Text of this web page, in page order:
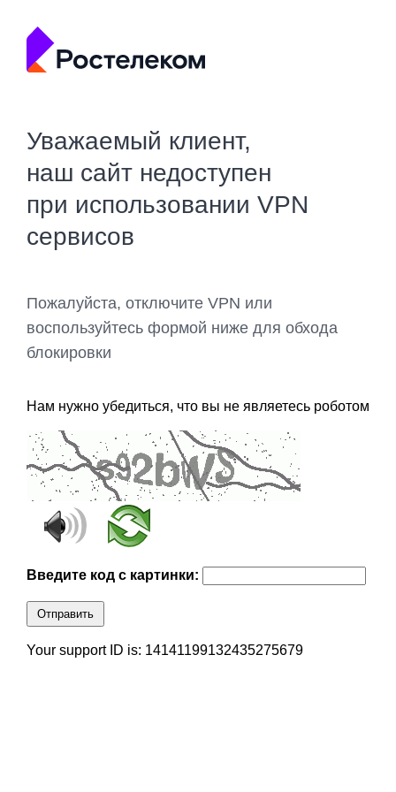
Уважаемый клиент,
наш сайт недоступен
при использовании VPN
сервисов
Пожалуйста, отключите VPN или
воспользуйтесь формой ниже для обхода
блокировки
Нам нужно убедиться, что вы не являетесь роботом
Введите код с картинки:
Отправить
Your support ID is: 14141199132435275679